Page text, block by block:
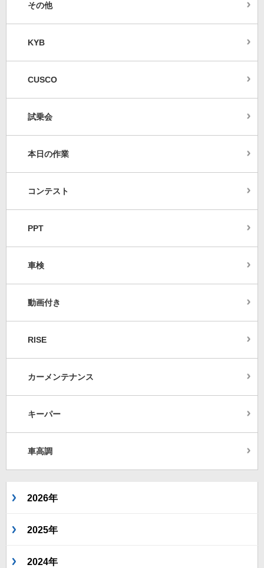
その他
KYB
CUSCO
試乗会
本日の作業
コンテスト
PPT
車検
動画付き
RISE
カーメンテナンス
キーパー
車高調
2026年
2025年
2024年